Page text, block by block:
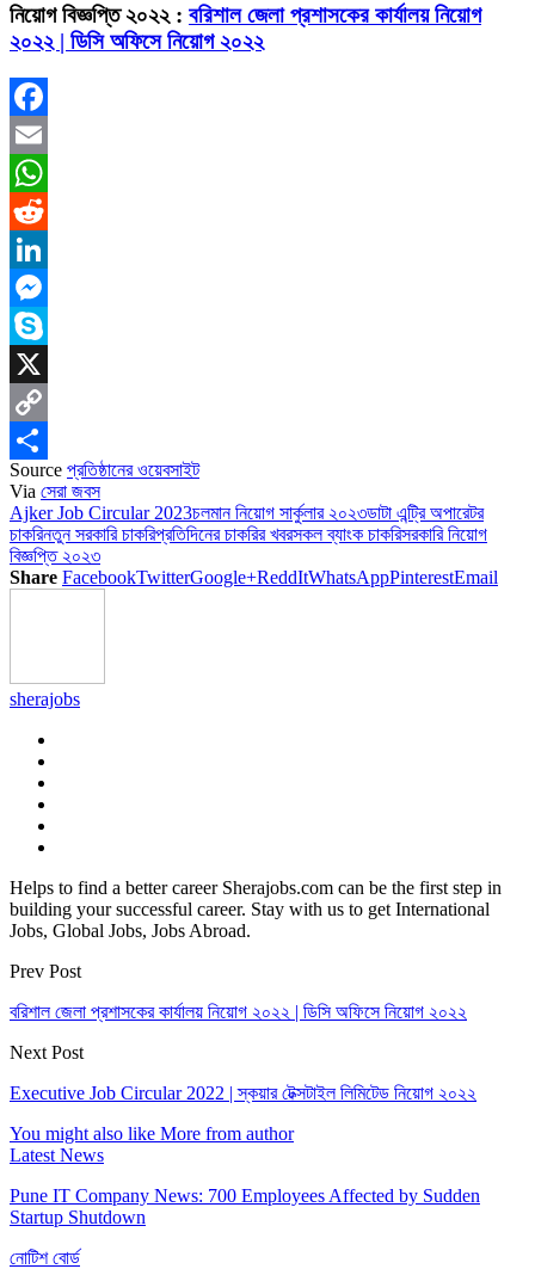
নিয়োগ বিজ্ঞপ্তি ২০২২ : বরিশাল জেলা প্রশাসকের কার্যালয় নিয়োগ
২০২২ | ডিসি অফিসে নিয়োগ ২০২২
Facebook
Email
WhatsApp
Reddit
LinkedIn
Messenger
Skype
X
Copy
Link
Share
Source প্রতিষ্ঠানের ওয়েবসাইট
Via সেরা জবস
Ajker Job Circular 2023চলমান নিয়োগ সার্কুলার ২০২৩ডাটা এন্ট্রি অপারেটর
চাকরিনতুন সরকারি চাকরিপ্রতিদিনের চাকরির খবরসকল ব্যাংক চাকরিসরকারি নিয়োগ
বিজ্ঞপ্তি ২০২৩
Share FacebookTwitterGoogle+ReddItWhatsAppPinterestEmail
sherajobs
Helps to find a better career Sherajobs.com can be the first step in
building your successful career. Stay with us to get International
Jobs, Global Jobs, Jobs Abroad.
Prev Post
বরিশাল জেলা প্রশাসকের কার্যালয় নিয়োগ ২০২২ | ডিসি অফিসে নিয়োগ ২০২২
Next Post
Executive Job Circular 2022 | স্কয়ার টেক্সটাইল লিমিটেড নিয়োগ ২০২২
You might also like More from author
Latest News
Pune IT Company News: 700 Employees Affected by Sudden
Startup Shutdown
নোটিশ বোর্ড